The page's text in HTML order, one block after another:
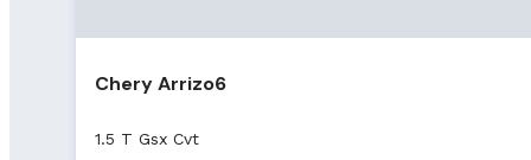
Chery Arrizo6
1.5 T Gsx Cvt